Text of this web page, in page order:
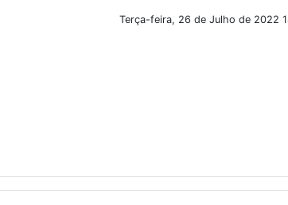
Terça-feira, 26 de Julho de 2022